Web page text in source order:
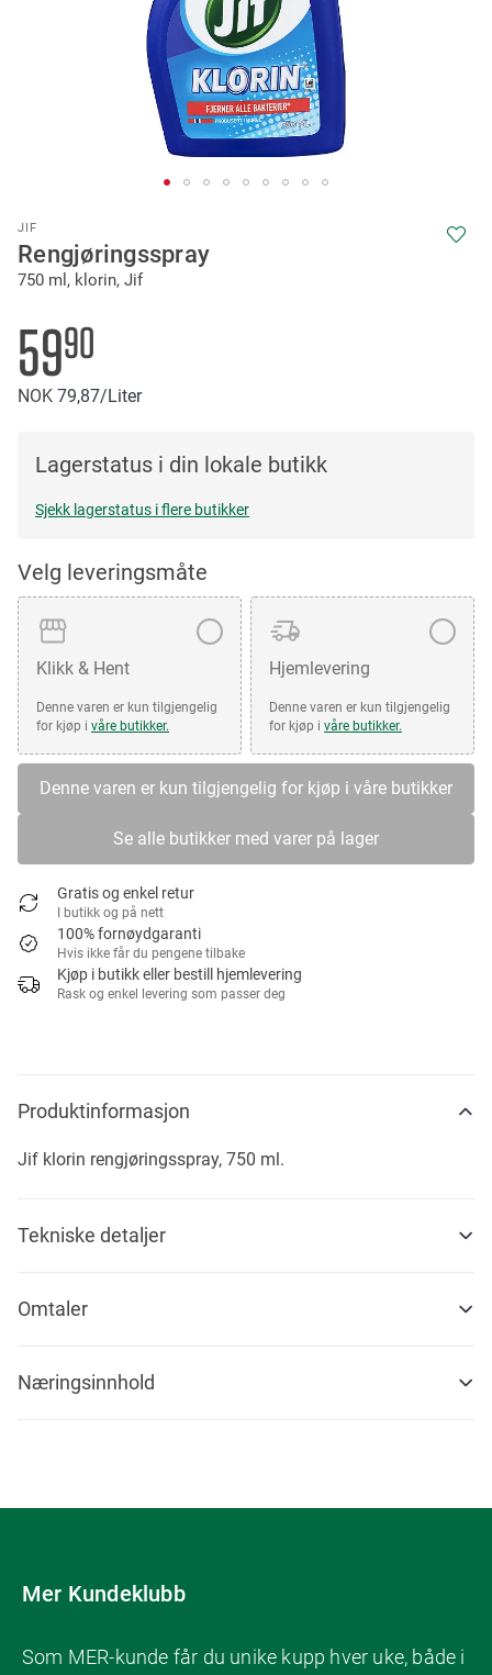
JIF
Rengjøringsspray
750 ml, klorin, Jif
5990
NOK 79 87/Liter
Lagerstatus i din lokale butikk
Sjekk lagerstatus i flere butikker
Velg leveringsmåte
Klikk & Hent
Denne varen er kun tilgjengelig
for kjøp i våre butikker.
Hjemlevering
Denne varen er kun tilgjengelig
for kjøp i våre butikker.
Denne varen er kun tilgjengelig for kjøp i våre butikker
Se alle butikker med varer på lager
Gratis og enkel retur
I butikk og på nett
100% fornøydgaranti
Hvis ikke får du pengene tilbake
Kjøp i butikk eller bestill hjemlevering
Rask og enkel levering som passer deg
to
the
beginning
the
images
gallery
Produktinformasjon
Jif klorin rengjøringsspray, 750 ml.
Tekniske detaljer
Omtaler
Næringsinnhold
Mer Kundeklubb
Som MER-kunde får du unike kupp hver uke, både i